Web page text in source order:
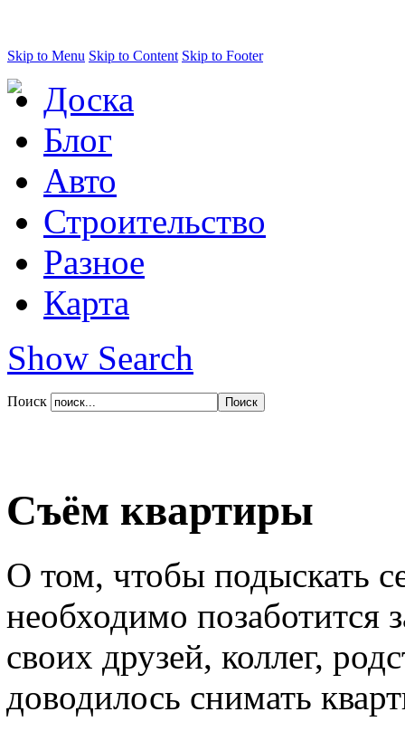
Skip to Menu Skip to Content Skip to Footer
Доска
Блог
Авто
Строительство
Разное
Карта
Show Search
Поиск
Съём квартиры
О том, чтобы подыскать
необходимо позаботится
своих друзей, коллег,
доводилось снимать